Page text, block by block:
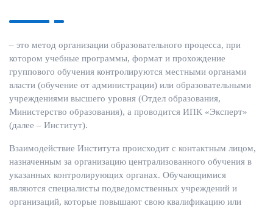
– это метод организации образовательного процесса, при
котором учебные программы, формат и прохождение
группового обучения контролируются местными органами
власти (обучение от администрации) или образовательными
учреждениями высшего уровня (Отдел образования,
Министерство образования), а проводится ИПК «Эксперт»
(далее – Институт).
Взаимодействие Института происходит с контактным лицом,
назначенным за организацию централизованного обучения в
указанных контролирующих органах. Обучающимися
являются специалисты подведомственных учреждений и
организаций, которые повышают свою квалификацию или